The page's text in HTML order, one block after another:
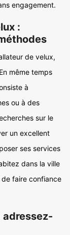
engagement.
:
de velux,
même temps
à
ou à des
sur le
un excellent
ses services
dans la ville
faire confiance